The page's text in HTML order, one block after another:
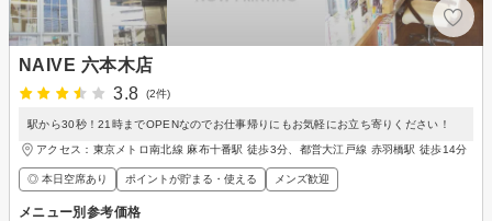
NAIVE 六本木店
3.8
(2件)
駅から30秒！21時までOPENなのでお仕事帰りにもお気軽にお立ち寄りください！
アクセス：東京メトロ南北線 麻布十番駅 徒歩3分、都営大江戸線 赤羽橋駅 徒歩14分
◎ 本日空席あり ポイントが貯まる・使える メンズ歓迎
メニュー別参考価格